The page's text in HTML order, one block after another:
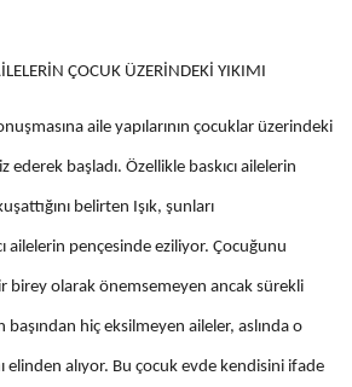
ÇOCUK ÜZERİNDEKİ YIKIMI
aile yapılarının çocuklar üzerindeki
başladı. Özellikle baskıcı ailelerin
belirten Işık, şunları
ailelerin pençesinde eziliyor. Çocuğunu
birey olarak önemsemeyen ancak sürekli
hiç eksilmeyen aileler, aslında o
elinden alıyor. Bu çocuk evde kendisini ifade